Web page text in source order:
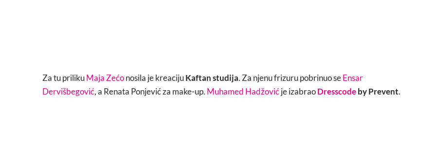
Za tu prilikuMaja Zećonosila je kreacijuKaftan studija. Za njenu frizuru pobrinuo seEnsar
Dervišbegović, a Renata Ponjević za make-up. Muhamed Hadžovićje izabraoDresscodeby Prevent.